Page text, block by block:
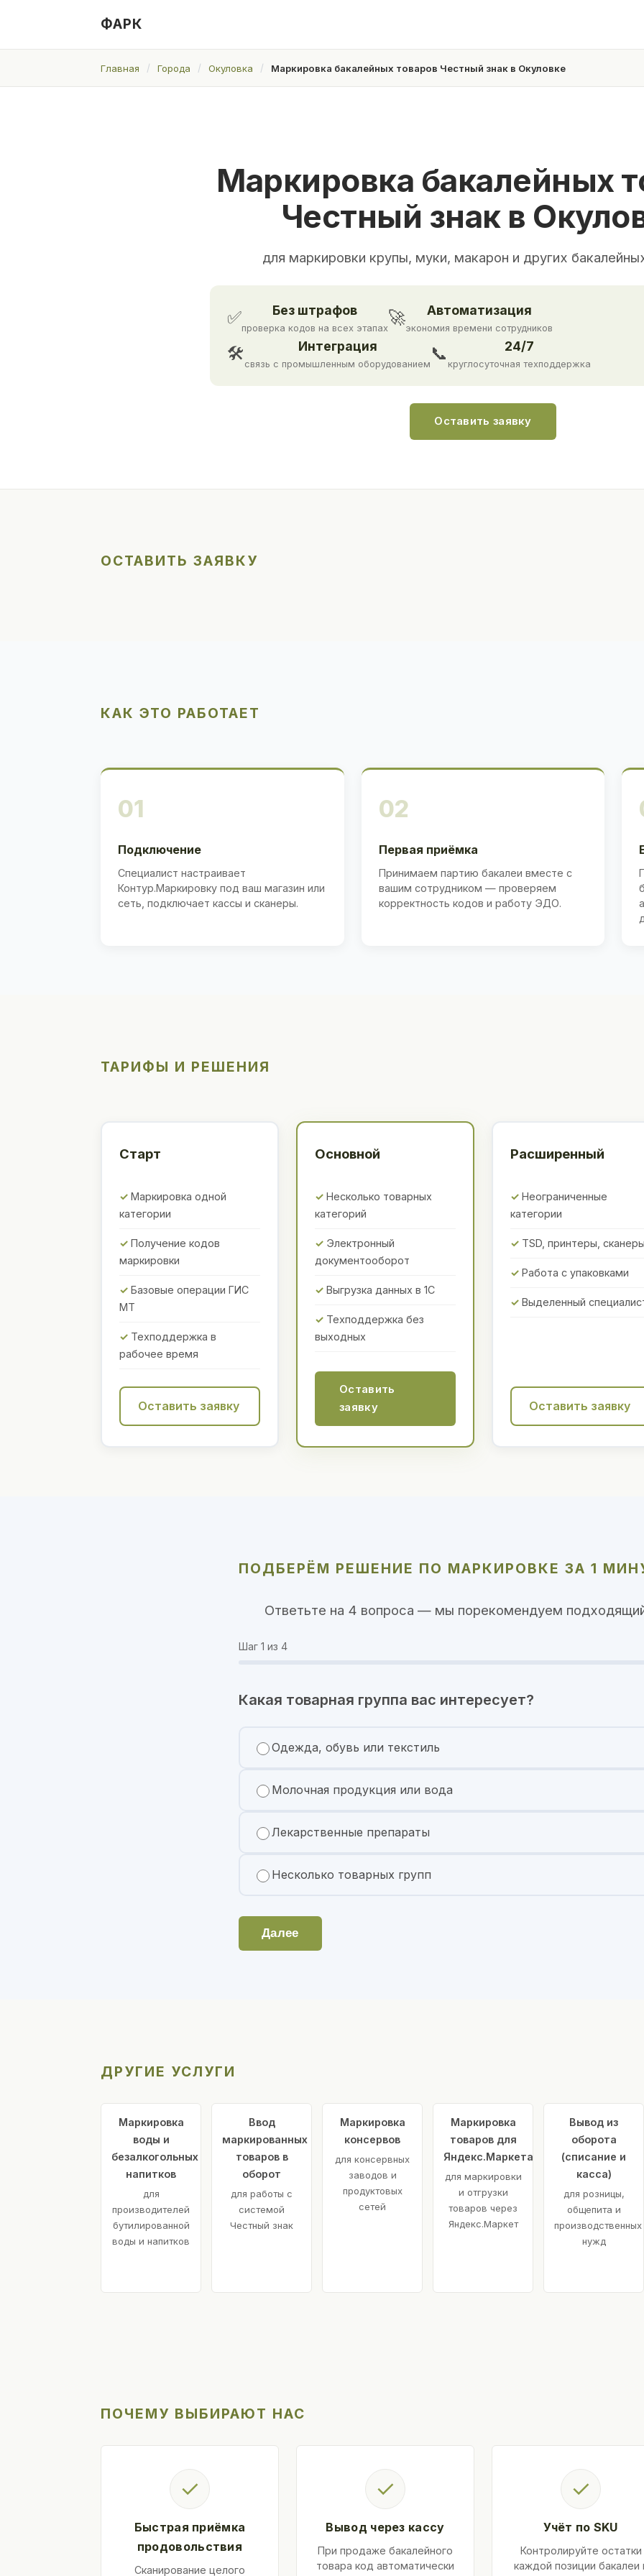
ФАРК
Главная Города Окуловка Маркировка бакалейных товаров Честный знак в Окуловке
Маркировка бакалейных
Честный знак в
для маркировки крупы, муки, макарон и других
✅ Без штрафов
проверка кодов на всех этапах
🚀 Автоматизация
экономия времени сотрудников
🛠 Интеграция
связь с промышленным оборудованием
📞 24/7
круглосуточная техподдержка
Оставить заявку
ОСТАВИТЬ ЗАЯВКУ
КАК ЭТО РАБОТАЕТ
01
Подключение
Специалист настраивает
Контур.Маркировку под ваш магазин или
сеть, подключает кассы и сканеры.
02
Первая приёмка
Принимаем партию бакалеи вместе с
вашим сотрудником — проверяем
корректность кодов и работу ЭДО.
ТАРИФЫ И РЕШЕНИЯ
Старт
Маркировка одной
категории
Получение кодов
маркировки
Базовые операции ГИС
МТ
Техподдержка в
рабочее время
Оставить заявку
Основной
Несколько товарных
категорий
Электронный
документооборот
Выгрузка данных в 1С
Техподдержка без
выходных
Оставить
заявку
Расширенный
Неограниченные
категории
TSD, принтеры, сканеры
Работа с упаковками
Выделенный
Оставить заявку
ПОДБЕРЁМ РЕШЕНИЕ ПО МАРКИРОВКЕ ЗА 1
Ответьте на 4 вопроса — мы порекомендуем
Шаг 1 из 4
Какая товарная группа вас интересует?
Одежда, обувь или текстиль
Молочная продукция или вода
Лекарственные препараты
Несколько товарных групп
Далее
ДРУГИЕ УСЛУГИ
Маркировка
воды и
безалкогольных
напитков
для
производителей
бутилированной
воды и напитков
Ввод
маркированных
товаров в
оборот
для работы с
системой
Честный знак
Маркировка
консервов
для консервных
заводов и
продуктовых
сетей
Маркировка
товаров для
Яндекс.Маркета
для маркировки
и отгрузки
товаров через
Яндекс.Маркет
Вывод из
оборота
(списание и
касса)
для розницы,
общепита и
производственных
нужд
ПОЧЕМУ ВЫБИРАЮТ НАС
✓
Быстрая приёмка
продовольствия
Сканирование целого
✓
Вывод через кассу
При продаже бакалейного
товара код автоматически
✓
Учёт по SKU
Контролируйте остатки
каждой позиции бакалеи